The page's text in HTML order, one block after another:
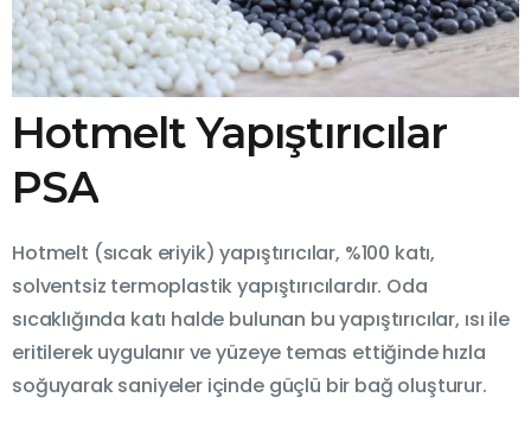
Hotmelt Yapıştırıcılar
PSA
Hotmelt (sıcak eriyik) yapıştırıcılar, %100 katı,
solventsiz termoplastik yapıştırıcılardır. Oda
sıcaklığında katı halde bulunan bu yapıştırıcılar, ısı ile
eritilerek uygulanır ve yüzeye temas ettiğinde hızla
soğuyarak saniyeler içinde güçlü bir bağ oluşturur.